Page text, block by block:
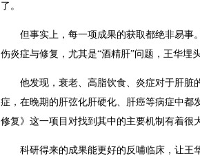
了。
但事实上，每一项成果的获取都绝非易事
伤炎症与修复，尤其是“酒精肝”问题，王华埋
他发现，衰老、高脂饮食、炎症对于肝脏
症，在晚期的肝弦化肝硬化、肝癌等病症中都
修复》这一项目对找到其中的主要机制有着很
科研得来的成果能更好的反哺临床，让王华